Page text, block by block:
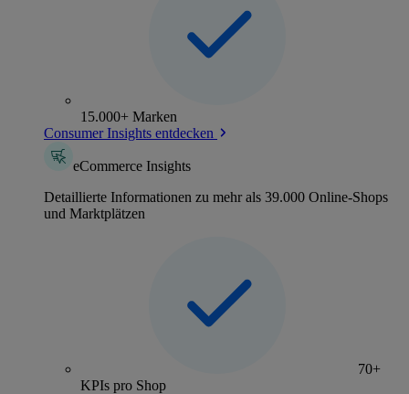
15.000+ Marken
Consumer Insights entdecken
eCommerce Insights
Detaillierte Informationen zu mehr als 39.000 Online-Shops
und Marktplätzen
70+
KPIs pro Shop